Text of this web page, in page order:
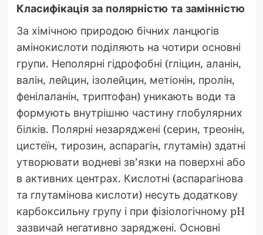
Класифікація за полярністю та замінністю
За хімічною природою бічних ланцюгів
амінокислоти поділяють на чотири основні
групи. Неполярні гідрофобні (гліцин, аланін,
валін, лейцин, ізолейцин, метіонін, пролін,
фенілаланін, триптофан) уникають води та
формують внутрішню частину глобулярних
білків. Полярні незаряджені (серин, треонін,
цистеїн, тирозин, аспарагін, глутамін) здатні
утворювати водневі зв’язки на поверхні або
в активних центрах. Кислотні (аспарагінова
та глутамінова кислоти) несуть додаткову
карбоксильну групу і при фізіологічному pH
зазвичай негативно заряджені. Основні